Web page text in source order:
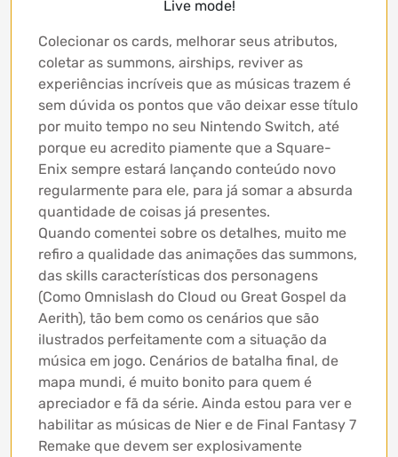
Live mode!
Colecionar os cards, melhorar seus atributos,
coletar as summons, airships, reviver as
experiências incríveis que as músicas trazem é
sem dúvida os pontos que vão deixar esse título
por muito tempo no seu Nintendo Switch, até
porque eu acredito piamente que a Square-
Enix sempre estará lançando conteúdo novo
regularmente para ele, para já somar a absurda
quantidade de coisas já presentes.
Quando comentei sobre os detalhes, muito me
refiro a qualidade das animações das summons,
das skills características dos personagens
(Como Omnislash do Cloud ou Great Gospel da
Aerith), tão bem como os cenários que são
ilustrados perfeitamente com a situação da
música em jogo. Cenários de batalha final, de
mapa mundi, é muito bonito para quem é
apreciador e fã da série. Ainda estou para ver e
habilitar as músicas de Nier e de Final Fantasy 7
Remake que devem ser explosivamente